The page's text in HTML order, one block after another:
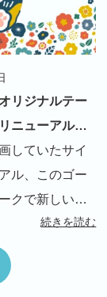
の頃はまだ
リジナルテー
ニューアルし
していたサイ
ル、このゴー
クで新しいテ
えました。 ・
料テーマ
新テーマ：ス
続きを読む